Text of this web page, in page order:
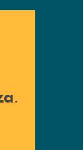
pagina della
.